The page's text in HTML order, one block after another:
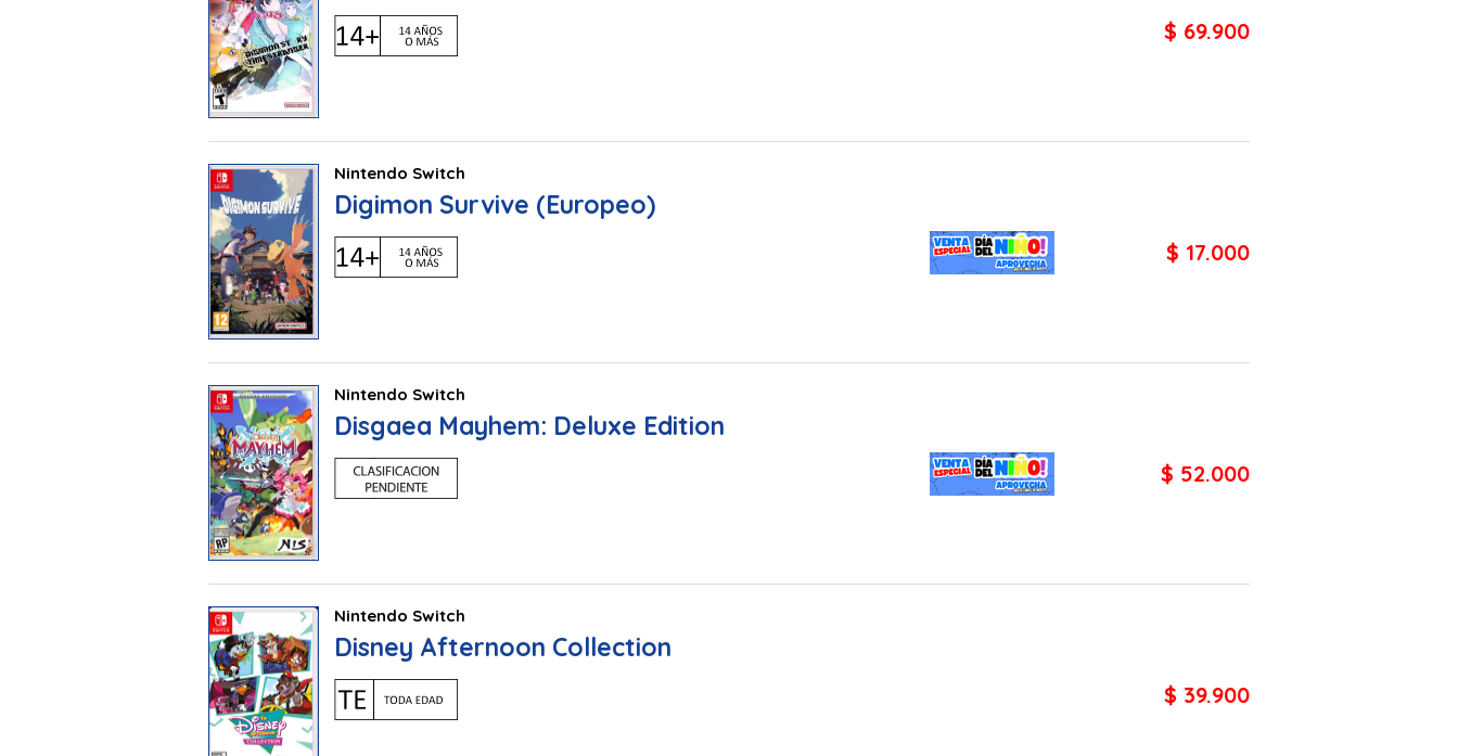
$ 69.900
Nintendo Switch
Digimon Survive (Europeo)
$ 17.000
Nintendo Switch
Disgaea Mayhem: Deluxe Edition
$ 52.000
Nintendo Switch
Disney Afternoon Collection
$ 39.900